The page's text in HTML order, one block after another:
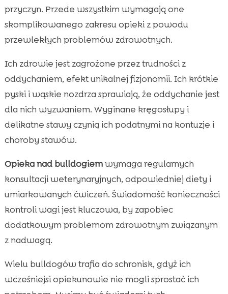
przyczyn. Przede wszystkim wymagają one
skomplikowanego zakresu opieki z powodu
przewlekłych problemów zdrowotnych.
Ich zdrowie jest zagrożone przez trudności z
oddychaniem, efekt unikalnej fizjonomii. Ich krótkie
pyski i wąskie nozdrza sprawiają, że oddychanie jest
dla nich wyzwaniem. Wyginane kręgosłupy i
delikatne stawy czynią ich podatnymi na kontuzje i
choroby stawów.
Opieka nad bulldogiemwymaga regularnych
konsultacji weterynaryjnych, odpowiedniej diety i
umiarkowanych ćwiczeń. Świadomość konieczności
kontroli wagi jest kluczowa, by zapobiec
dodatkowym problemom zdrowotnym związanym
z nadwagą.
Wielu bulldogów trafia do schronisk, gdyż ich
wcześniejsi opiekunowie nie mogli sprostać ich